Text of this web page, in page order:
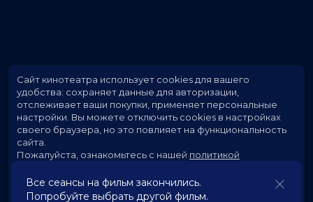
Все сеансы на фильм закончились.
Попробуйте выбрать другой фильм.
Сайт кинотеатра использует cookies для вашего
удобства: сохраняет данные для авторизации,
отслеживает ваши покупки, применяет персональные
настройки. Вы можете отключить cookies в настройках
своего браузера, но это повлияет на функциональность
сайта.
Пожалуйста, ознакомьтесь с нашей политикой
Принять